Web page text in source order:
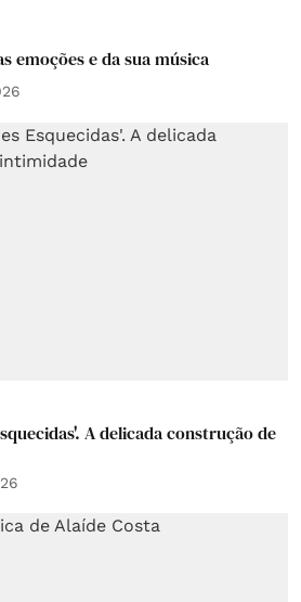
emoções e da sua música
A delicada construção de